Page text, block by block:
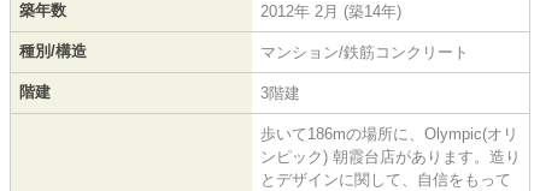
築年数 2012年 2月 (築14年)
種別/構造 マンション/鉄筋コンクリート
階建 3階建
歩いて186mの場所に、Olympic(オリ
ンピック) 朝霞台店があります。造り
とデザインに関して、自信をもって